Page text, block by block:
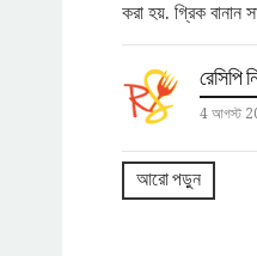
করা হয়. গ্রিক বানান
রেসিপি
4 আগস্ট
আরো পড়ুন